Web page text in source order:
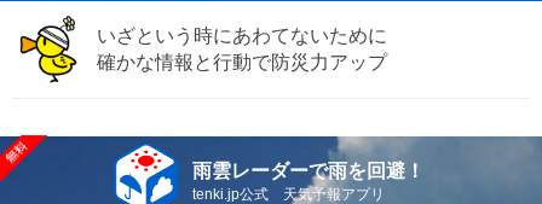
いざという時にあわてないために
確かな情報と行動で防災力アップ
雨雲レーダーで雨を回避！
tenki.jp公式 天気予報アプリ